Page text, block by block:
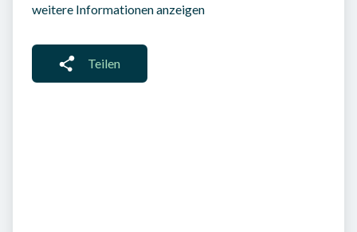
weitere Informationen anzeigen
Teilen